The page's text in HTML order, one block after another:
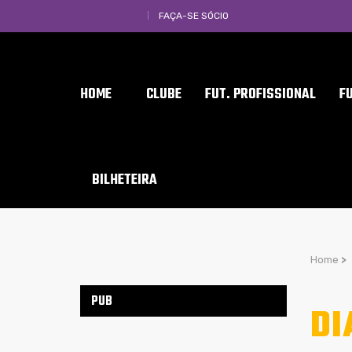
FAÇA-SE SÓCIO
HOME CLUBE FUT. PROFISSIONAL
BILHETEIRA
Home >
PUB